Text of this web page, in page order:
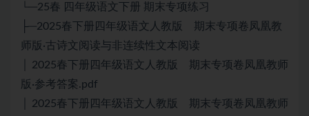
└─25春 四年级语文下册 期末专项练习
├─2025春下册四年级语文人教版 期末专项卷凤凰教
师版·古诗文阅读与非连续性文本阅读
│ 2025春下册四年级语文人教版 期末专项卷凤凰教师
版·参考答案.pdf
│ 2025春下册四年级语文人教版 期末专项卷凤凰教师